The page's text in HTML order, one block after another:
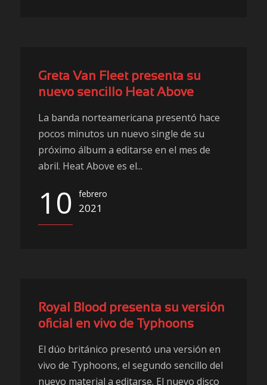
Greta Van Fleet presenta su
nuevo sencillo Heat Above
La banda norteamericana presentó hace
pocos minutos un nuevo single de su
próximo álbum a editarse en el mes de
abril. Heat Above es el...
10 febrero
2021
Royal Blood presenta su versión
oficial en vivo de Typhoons
El dúo británico presentó una versión en
vivo de Typhoons, el segundo sencillo del
nuevo material a editarse. El nuevo disco